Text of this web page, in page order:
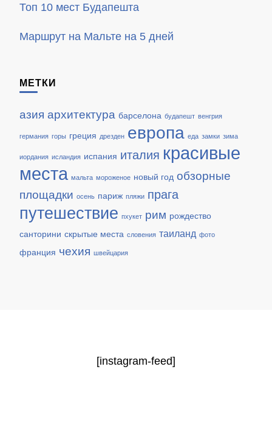
Топ 10 мест Будапешта
Маршрут на Мальте на 5 дней
МЕТКИ
азия архитектура барселона будапешт венгрия
германия горы греция дрезден европа еда замки зима
иордания исландия испания италия красивые
места мальта мороженое новый год обзорные
площадки осень париж пляжи прага
путешествие пхукет рим рождество
санторини скрытые места словения таиланд фото
франция чехия швейцария
[instagram-feed]